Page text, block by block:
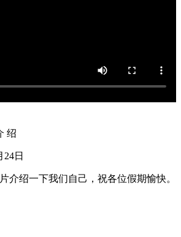
绍
24日
介绍一下我们自己，祝各位假期愉快。